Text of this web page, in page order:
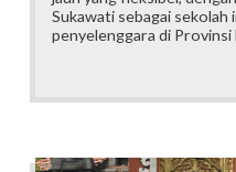
Sukawati sebagai sekolah
penyelenggara di Provinsi